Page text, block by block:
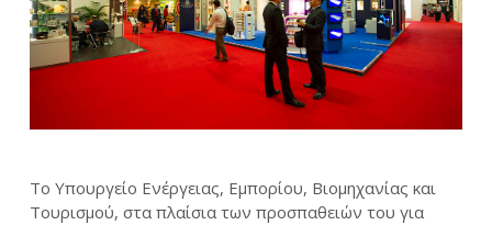
Το Υπουργείο Ενέργειας, Εμπορίου, Βιομηχανίας και
Τουρισμού, στα πλαίσια των προσπαθειών του για